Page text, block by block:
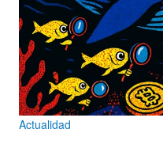
Actualidad